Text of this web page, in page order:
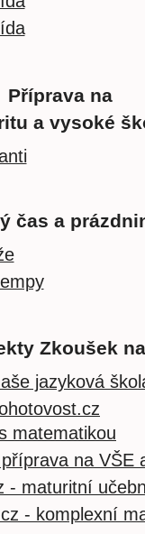
Příprava na
a vysoké
čas a
Zkoušek
jazyková
matematikou
na VŠE
- maturitní
- komplexní